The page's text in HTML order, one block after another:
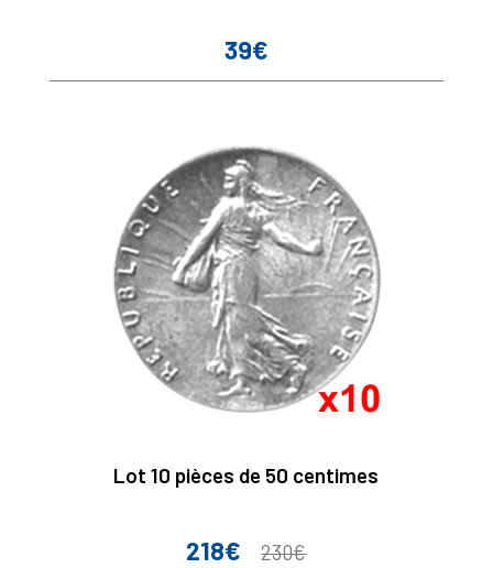
Prix
39€
Lot 10 pièces de 50 centimes
Prix
218€
Prix
230€